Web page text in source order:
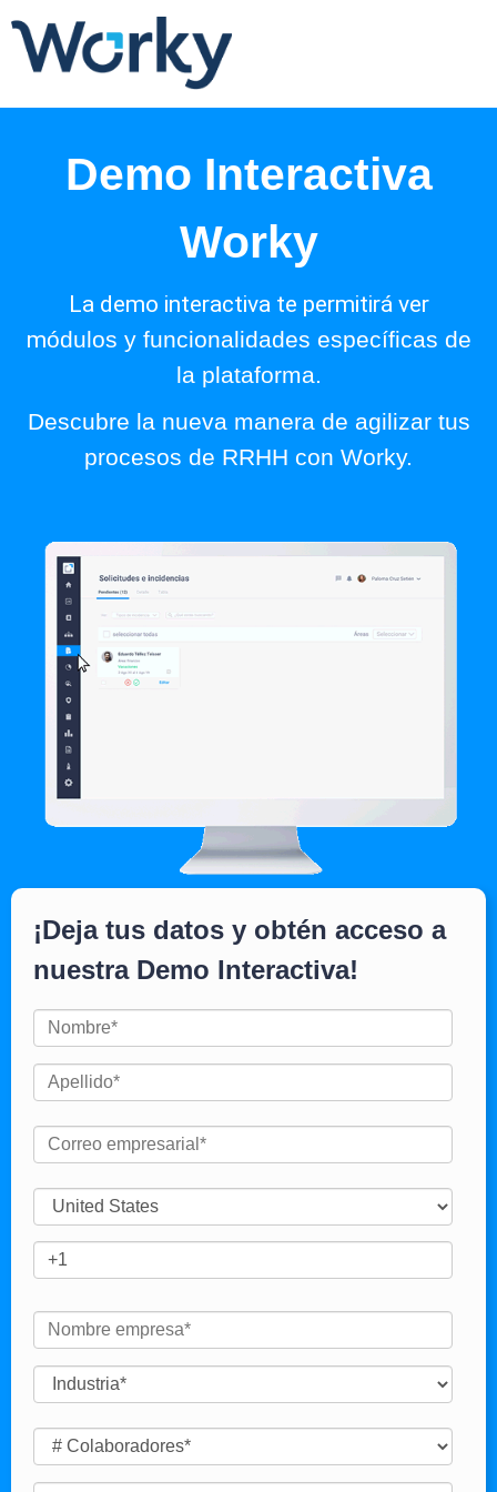
Demo Interactiva
Worky
La demo interactiva te permitirá ver
módulos y funcionalidades específicas de
la plataforma.
Descubre la nueva manera de agilizar tus
procesos de RRHH con Worky.
¡Deja tus datos y obtén acceso a
nuestra Demo Interactiva!